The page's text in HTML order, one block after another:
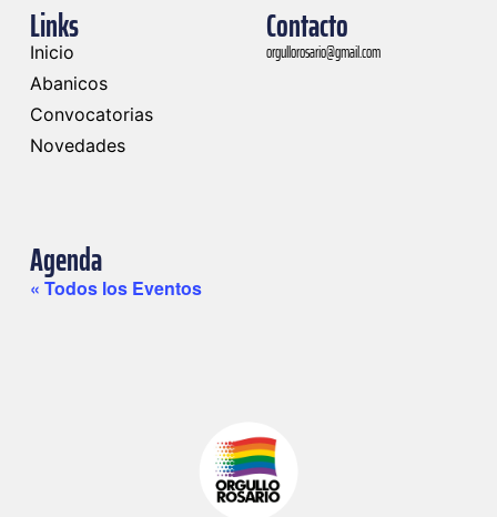
Links
Inicio
Abanicos
Convocatorias
Novedades
Contacto
orgullorosario@gmail.com
Agenda
« Todos los Eventos